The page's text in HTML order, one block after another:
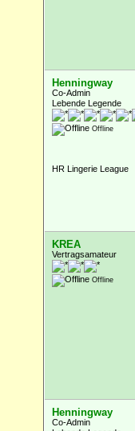
Henningway
Co-Admin
Lebende Legende
Offline
HR Lingerie League
KREA
Vertragsamateur
Offline
Henningway
Co-Admin